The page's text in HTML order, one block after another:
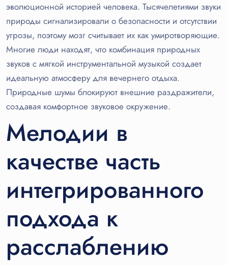
эволюционной историей человека. Тысячелетиями звуки
природы сигнализировали о безопасности и отсутствии
угрозы, поэтому мозг считывает их как умиротворяющие.
Многие люди находят, что комбинация природных
звуков с мягкой инструментальной музыкой создает
идеальную атмосферу для вечернего отдыха.
Природные шумы блокируют внешние раздражители,
создавая комфортное звуковое окружение.
Мелодии в
качестве часть
интегрированного
подхода к
расслаблению